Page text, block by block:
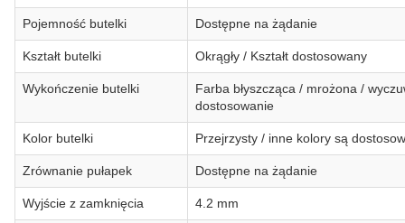
Pojemność butelki Dostępne na żądanie
Kształt butelki Okrągły / Kształt dostosowany
Wykończenie butelki
Farba błyszcząca / mrożona /
dostosowanie
Kolor butelki Przejrzysty / inne kolory są
Zrównanie pułapek Dostępne na żądanie
Wyjście z zamknięcia 4.2 mm